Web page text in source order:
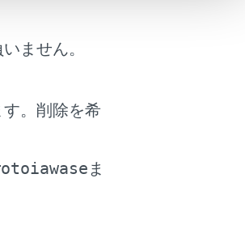
れているアクセ
ついては、別冊
ません。
。削除を希
ま